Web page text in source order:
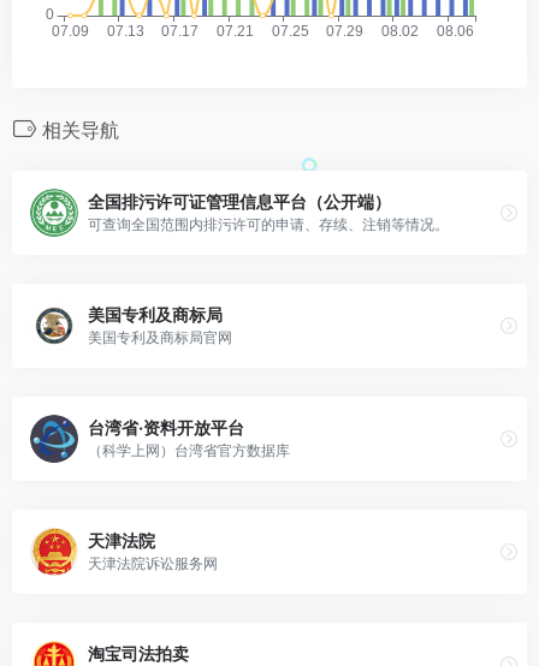
相关导航
全国排污许可证管理信息平台（公开端）
可查询全国范围内排污许可的申请、存续、注销等情况。
美国专利及商标局
美国专利及商标局官网
台湾省·资料开放平台
（科学上网）台湾省官方数据库
天津法院
天津法院诉讼服务网
淘宝司法拍卖